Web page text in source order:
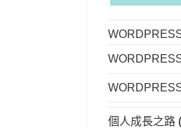
個人成長之路